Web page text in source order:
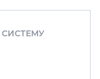
СИСТЕМУ